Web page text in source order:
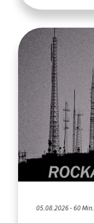
05.08.2026 - 60 Min.